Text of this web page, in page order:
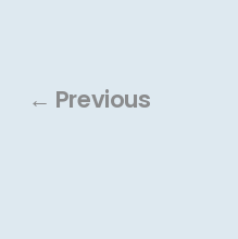
← Previous